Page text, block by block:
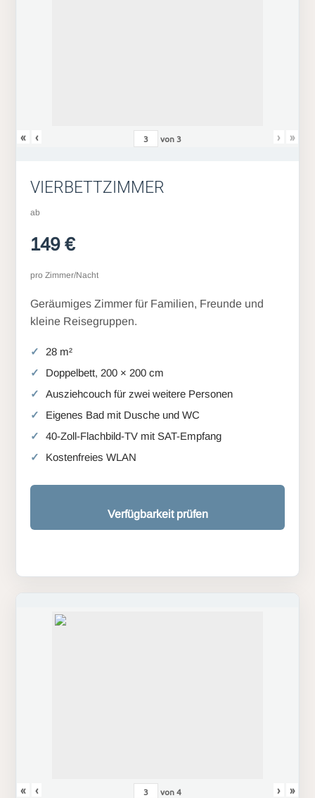
« ‹ von3 › »
VIERBETTZIMMER
ab
149 €
pro Zimmer/Nacht
Geräumiges Zimmer für Familien, Freunde und
kleine Reisegruppen.
28 m²
Doppelbett, 200 × 200 cm
Ausziehcouch für zwei weitere Personen
Eigenes Bad mit Dusche und WC
40-Zoll-Flachbild-TV mit SAT-Empfang
Kostenfreies WLAN
Verfügbarkeit prüfen
« ‹ von4 › »